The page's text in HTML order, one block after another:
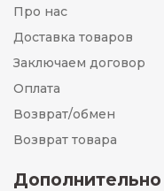
Про нас
Доставка товаров
Заключаем договор
Оплата
Возврат/обмен
Возврат товара
Дополнительно